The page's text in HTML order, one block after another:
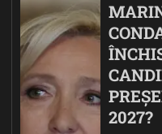
2027?